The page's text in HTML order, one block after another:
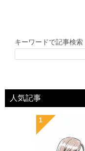
キーワードで記事検索
人気記事